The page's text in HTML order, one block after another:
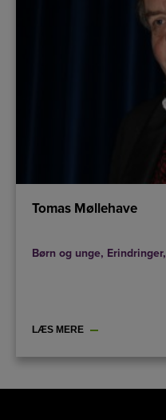
Tomas Møllehave
Børn og unge, Erindringer,
LÆS MERE